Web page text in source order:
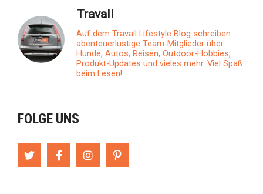
Travall
Auf dem Travall Lifestyle Blog schreiben
abenteuerlustige Team-Mitglieder über
Hunde, Autos, Reisen, Outdoor-Hobbies,
Produkt-Updates und vieles mehr. Viel Spaß
beim Lesen!
FOLGE UNS